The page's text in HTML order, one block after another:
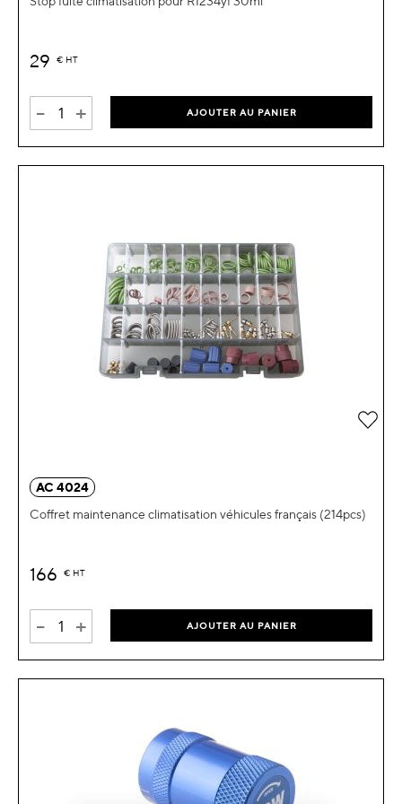
29 € HT
- + AJOUTER AU PANIER
AC 4024
Coffret maintenance climatisation véhicules français (214pcs)
166 € HT
- + AJOUTER AU PANIER